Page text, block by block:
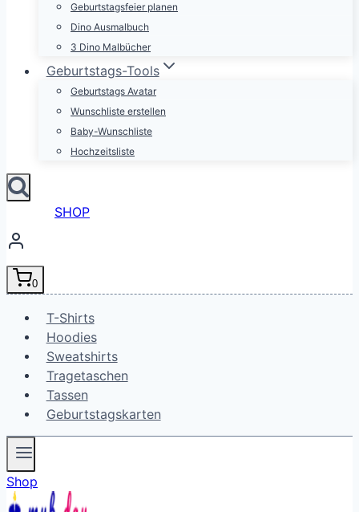
Geburtstagsfeier planen
Dino Ausmalbuch
3 Dino Malbücher
Geburtstags-Tools
Geburtstags Avatar
Wunschliste erstellen
Baby-Wunschliste
Hochzeitsliste
SHOP
0
T-Shirts
Hoodies
Sweatshirts
Tragetaschen
Tassen
Geburtstagskarten
Shop